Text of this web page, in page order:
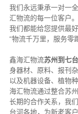
我们永远秉承一对一
汇物流的每一位客户
我们都能给您提供最
“物流千万里，服务零
鑫海汇物流苏州到七
身器材、原料、报刊
以及机器设备、植物
海汇物流通过整合苏
长期的合作关系，我
台河各地，为新老客